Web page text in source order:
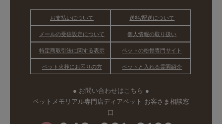
お支払いについて 送料/配送について
メールの受信設定について 個人情報の取り扱い
特定商取引法に関する表示 ペットの粉骨専門サイト
ペット火葬にお困りの方 ペットと入れる霊園紹介
● お問い合わせはこちら ●
ペットメモリアル専門店ディアペット お客さま相談窓
口